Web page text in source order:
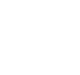
│　　
├─
│　
└─
相